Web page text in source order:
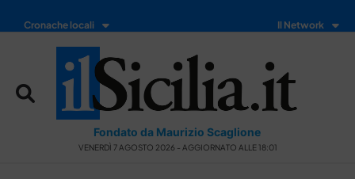
Cronache locali Il Network
Fondato da Maurizio Scaglione
VENERDÌ 7 AGOSTO 2026 - AGGIORNATO ALLE 18:01